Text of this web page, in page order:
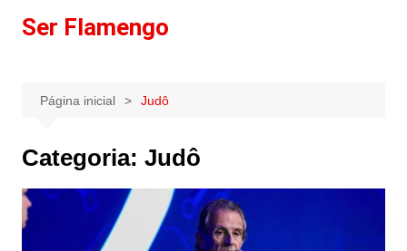
paraSer Flamengo
Página inicial Judô
Categoria: Judô